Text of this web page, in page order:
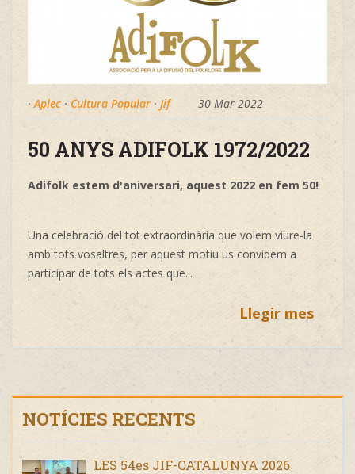
· Aplec · Cultura Popular · Jif 30 Mar 2022
50 ANYS ADIFOLK 1972/2022
Adifolk estem d'aniversari, aquest 2022 en fem 50!
Una celebració del tot extraordinària que volem viure-la
amb tots vosaltres, per aquest motiu us convidem a
participar de tots els actes que...
Llegir mes
NOTÍCIES RECENTS
LES 54es JIF-CATALUNYA 2026